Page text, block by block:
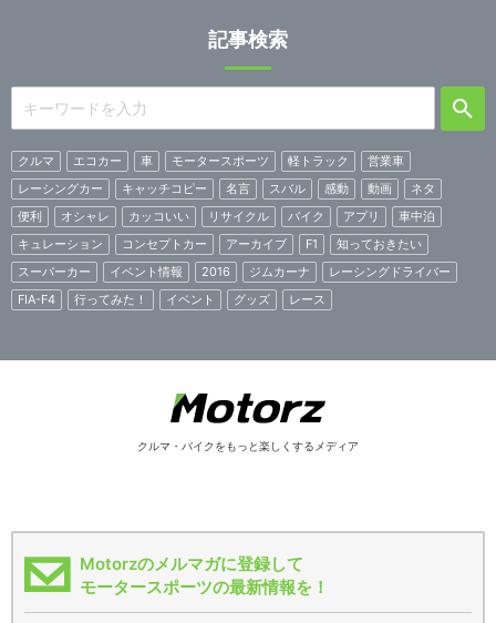
記事検索
クルマ エコカー 車 モータースポーツ 軽トラック
営業車
レーシングカー
キャッチコピー 名言 スバル 感動 動画
ネタ
便利
オシャレ カッコいい リサイクル バイク アプリ
車中泊
キュレーション
コンセプトカー アーカイブ F1
知っておきたい
スーパーカー
イベント情報 2016 ジムカーナ
レーシングドライバー
FIA-F4
行ってみた！ イベント グッズ レース
クルマ・バイクをもっと楽しくするメディア
Motorzのメルマガに登録して
モータースポーツの最新情報を！